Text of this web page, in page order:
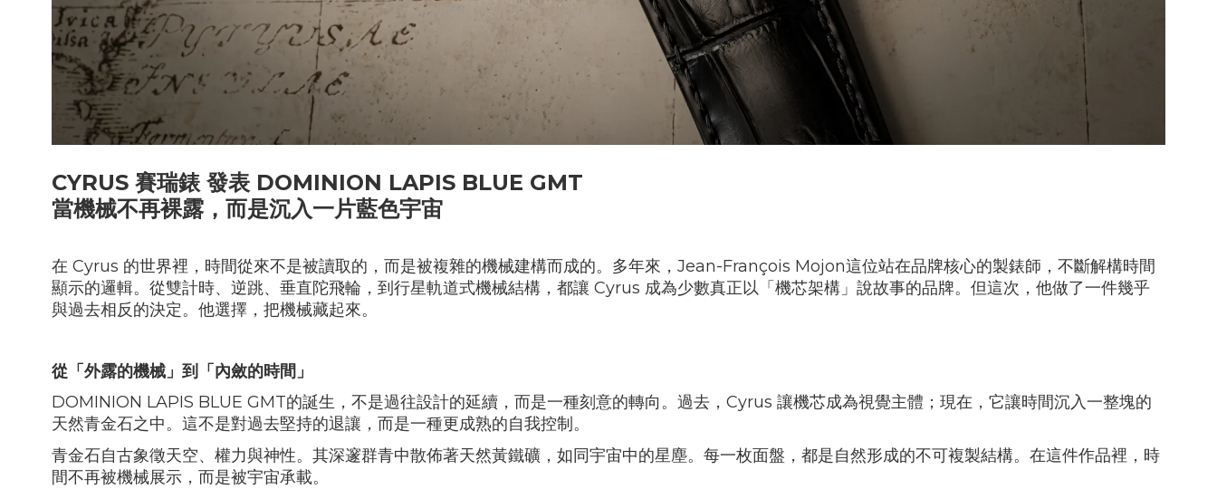
CYRUS 賽瑞錶 發表 DOMINION LAPIS BLUE GMT
當機械不再裸露，而是沉入一片藍色宇宙
在 Cyrus 的世界裡，時間從來不是被讀取的，而是被複雜的機械建構而成的。多年來， Jean-François Mojon這位站在品牌核心的製錶師，不斷解構時間
顯示的邏輯。從雙計時、逆跳、垂直陀飛輪，到行星軌道式機械結構，都讓 Cyrus 成為少數真正以「機芯架構」說故事的品牌。但這次，他做了一件幾乎
與過去相反的決定。他選擇，把機械藏起來。
從「外露的機械」到「內斂的時間」
DOMINION LAPIS BLUE GMT的誕生，不是過往設計的延續，而是一種刻意的轉向。過去， Cyrus 讓機芯成為視覺主體；現在，它讓時間沉入一整塊的
天然青金石之中。這不是對過去堅持的退讓，而是一種更成熟的自我控制。
青金石自古象徵天空、權力與神性。其深邃群青中散佈著天然黃鐵礦，如同宇宙中的星塵。每一枚面盤，都是自然形成的不可複製結構。在這件作品裡，時
間不再被機械展示，而是被宇宙承載。